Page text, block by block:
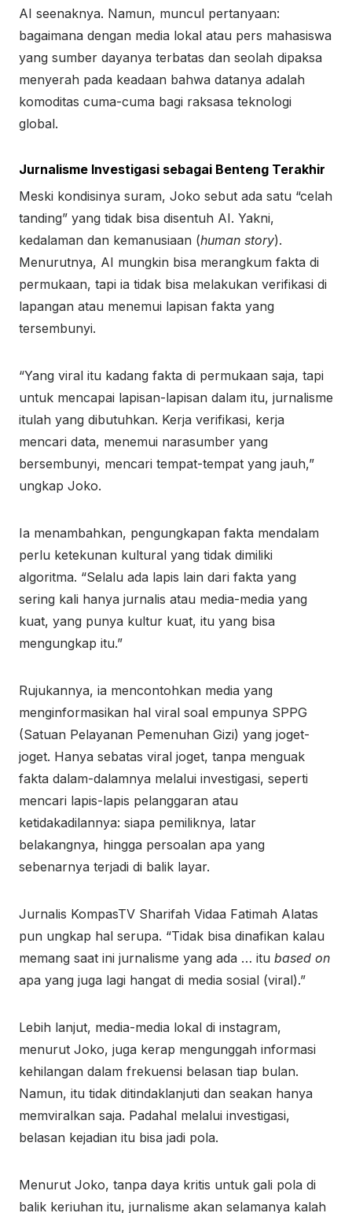
AI seenaknya. Namun, muncul pertanyaan:
bagaimana dengan media lokal atau pers mahasiswa
yang sumber dayanya terbatas dan seolah dipaksa
menyerah pada keadaan bahwa datanya adalah
komoditas cuma-cuma bagi raksasa teknologi
global.
Jurnalisme Investigasi sebagai Benteng Terakhir
Meski kondisinya suram, Joko sebut ada satu “celah
tanding” yang tidak bisa disentuh AI. Yakni,
kedalaman dan kemanusiaan (human story).
Menurutnya, AI mungkin bisa merangkum fakta di
permukaan, tapi ia tidak bisa melakukan verifikasi di
lapangan atau menemui lapisan fakta yang
tersembunyi.
“Yang viral itu kadang fakta di permukaan saja, tapi
untuk mencapai lapisan-lapisan dalam itu, jurnalisme
itulah yang dibutuhkan. Kerja verifikasi, kerja
mencari data, menemui narasumber yang
bersembunyi, mencari tempat-tempat yang jauh,”
ungkap Joko.
Ia menambahkan, pengungkapan fakta mendalam
perlu ketekunan kultural yang tidak dimiliki
algoritma. “Selalu ada lapis lain dari fakta yang
sering kali hanya jurnalis atau media-media yang
kuat, yang punya kultur kuat, itu yang bisa
mengungkap itu.”
Rujukannya, ia mencontohkan media yang
menginformasikan hal viral soal empunya SPPG
(Satuan Pelayanan Pemenuhan Gizi) yang joget-
joget. Hanya sebatas viral joget, tanpa menguak
fakta dalam-dalamnya melalui investigasi, seperti
mencari lapis-lapis pelanggaran atau
ketidakadilannya: siapa pemiliknya, latar
belakangnya, hingga persoalan apa yang
sebenarnya terjadi di balik layar.
Jurnalis KompasTV Sharifah Vidaa Fatimah Alatas
pun ungkap hal serupa. “Tidak bisa dinafikan kalau
memang saat ini jurnalisme yang ada … itu based on
apa yang juga lagi hangat di media sosial (viral).”
Lebih lanjut, media-media lokal di instagram,
menurut Joko, juga kerap mengunggah informasi
kehilangan dalam frekuensi belasan tiap bulan.
Namun, itu tidak ditindaklanjuti dan seakan hanya
memviralkan saja. Padahal melalui investigasi,
belasan kejadian itu bisa jadi pola.
Menurut Joko, tanpa daya kritis untuk gali pola di
balik keriuhan itu, jurnalisme akan selamanya kalah